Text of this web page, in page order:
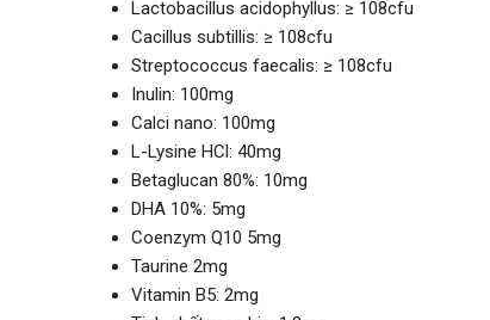
Lactobacillus acidophyllus: ≥ 108cfu
Cacillus subtillis: ≥ 108cfu
Streptococcus faecalis: ≥ 108cfu
Inulin: 100mg
Calci nano: 100mg
L-Lysine HCl: 40mg
Betaglucan 80%: 10mg
DHA 10%: 5mg
Coenzym Q10 5mg
Taurine 2mg
Vitamin B5: 2mg